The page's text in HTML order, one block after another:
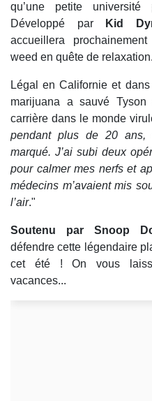
qu’une petite
Développé par
Kid
accueillera
weed en quête de relaxation.
Légal en Californie et
marijuana a sauvé
carrière dans le monde
pendant plus de 20
marqué. J’ai subi deux
pour calmer mes nerfs et
médecins m’avaient mis
l’air."
Soutenu par Snoop
défendre cette légendaire
cet été ! On vous
vacances...